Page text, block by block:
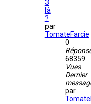
3
là
?
par
TomateFarcie
0
68359
Vues
Dernier
par